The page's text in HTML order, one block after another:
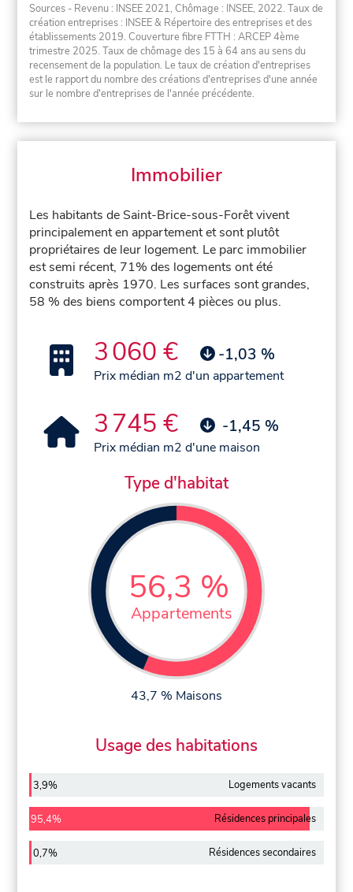
Sources - Revenu : INSEE 2021, Chômage : INSEE, 2022. Taux de
création entreprises : INSEE & Répertoire des entreprises et des
établissements 2019. Couverture fibre FTTH : ARCEP 4ème
trimestre 2025. Taux de chômage des 15 à 64 ans au sens du
recensement de la population. Le taux de création d'entreprises
est le rapport du nombre des créations d'entreprises d'une année
sur le nombre d'entreprises de l'année précédente.
Immobilier
Les habitants de Saint-Brice-sous-Forêt vivent
principalement en appartement et sont plutôt
propriétaires de leur logement. Le parc immobilier
est semi récent, 71% des logements ont été
construits après 1970. Les surfaces sont grandes,
58 % des biens comportent 4 pièces ou plus.
3 060 € -1,03 %
Prix médian m2 d'un appartement
3 745 € -1,45 %
Prix médian m2 d'une maison
Type d'habitat
56,3 %
Appartements
43,7 % Maisons
Usage des habitations
3,9% Logements vacants
95,4% Résidences principales
0,7% Résidences secondaires